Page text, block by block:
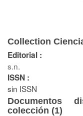
Collection
Editorial :
s.n.
ISSN :
sin ISSN
Documentos
colección (1)